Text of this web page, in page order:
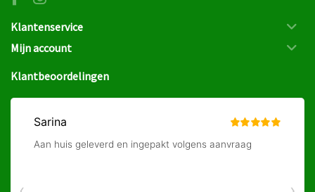
Klantenservice
Mijn account
Klantbeoordelingen